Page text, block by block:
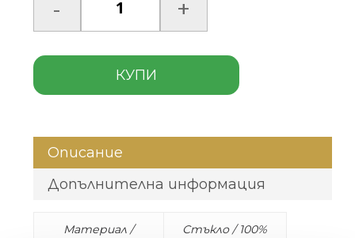
КУПИ
Описание
Допълнителна информация
Материал / Стъкло / 100%